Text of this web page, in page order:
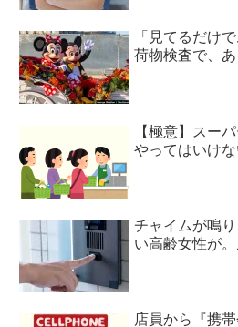
「見てるだけ
荷物検査で、
【極意】スー
やってはいけ
チャイムが鳴
い高齢女性が
店員から『携